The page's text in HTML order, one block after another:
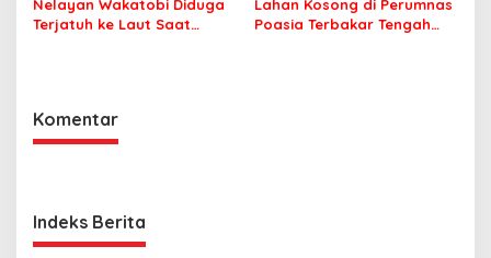
Nelayan Wakatobi Diduga
Terjatuh ke Laut Saat
Lahan Kosong di Perumnas
Poasia Terbakar Tengah
Komentar
Indeks Berita